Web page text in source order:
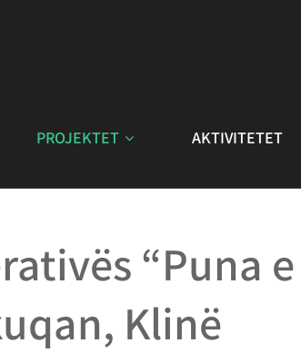
PROJEKTET AKTIVITETET
“Puna e
Klinë